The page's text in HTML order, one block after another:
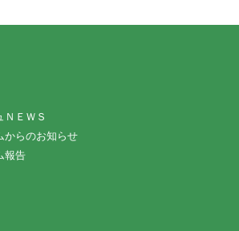
ＮＥＷＳ
からのお知らせ
報告